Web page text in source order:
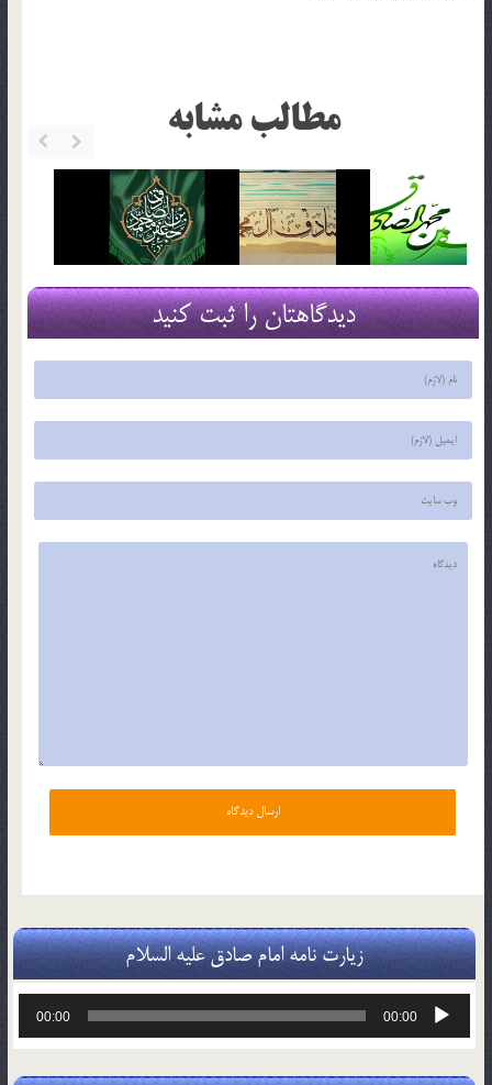
مطالب مشابه
دیدگاهتان را ثبت کنید
زیارت نامه امام صادق علیه السلام
پخش‌کننده
00:00
00:00